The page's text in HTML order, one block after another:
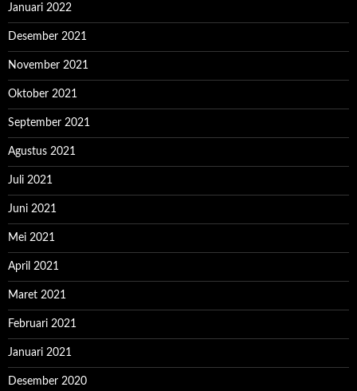
Januari 2022
Desember 2021
November 2021
Oktober 2021
September 2021
Agustus 2021
Juli 2021
Juni 2021
Mei 2021
April 2021
Maret 2021
Februari 2021
Januari 2021
Desember 2020